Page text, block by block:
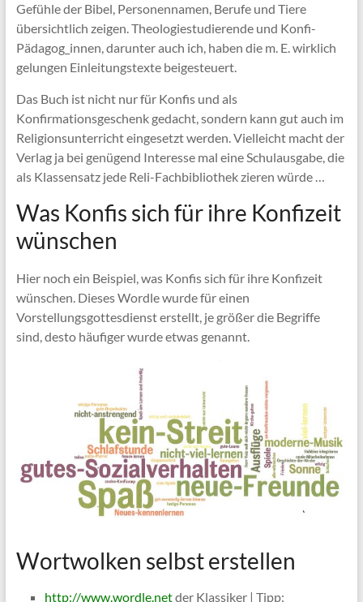
Gefühle der Bibel, Personennamen, Berufe und Tiere
übersichtlich zeigen. Theologiestudierende und Konfi-
Pädagog_innen, darunter auch ich, haben die m. E. wirklich
gelungen Einleitungstexte beigesteuert.
Das Buch ist nicht nur für Konfis und als
Konfirmationsgeschenk gedacht, sondern kann gut auch im
Religionsunterricht eingesetzt werden. Vielleicht macht der
Verlag ja bei genügend Interesse mal eine Schulausgabe, die
als Klassensatz jede Reli-Fachbibliothek zieren würde …
Was Konfis sich für ihre Konfizeit
wünschen
Hier noch ein Beispiel, was Konfis sich für ihre Konfizeit
wünschen. Dieses Wordle wurde für einen
Vorstellungsgottesdienst erstellt, je größer die Begriffe
sind, desto häufiger wurde etwas genannt.
Wortwolken selbst erstellen
http://www.wordle.netder Klassiker | Tipp: